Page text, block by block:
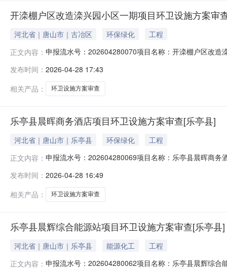
开滦棚户区改造滦兴园小区一期项目环卫设施方案审
河北省｜唐山市｜古冶区 环保绿化
工程
正文内容： 申报流水号：202604280070项目名称：开滦棚户区改
发布时间： 2026-04-28 17:43
相关产品：
环卫设施方案审查
乐亭县晨晖商务酒店项目环卫设施方案审查[乐亭县]
河北省｜唐山市｜乐亭县 环保绿化
工程
正文内容： 申报流水号：202604280069项目名称：乐亭县晨晖商
发布时间： 2026-04-28 16:49
相关产品：
环卫设施方案审查
乐亭县晨辉综合能源站项目环卫设施方案审查[乐亭县]
河北省｜唐山市｜乐亭县 能源化工
工程
正文内容： 申报流水号：202604280062项目名称：乐亭县晨辉综